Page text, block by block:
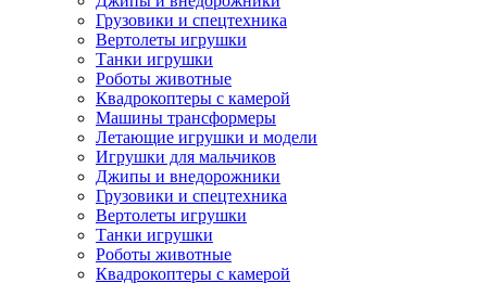
Грузовики и спецтехника
Вертолеты игрушки
Танки игрушки
Роботы животные
Квадрокоптеры с камерой
Машины трансформеры
Летающие игрушки и модели
Игрушки для мальчиков
Джипы и внедорожники
Грузовики и спецтехника
Вертолеты игрушки
Танки игрушки
Роботы животные
Квадрокоптеры с камерой